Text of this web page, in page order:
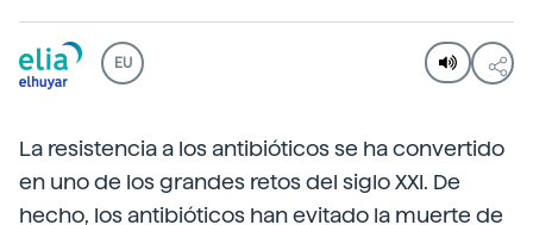
EU
La resistencia a los antibióticos se ha convertido
en uno de los grandes retos del siglo XXI. De
hecho, los antibióticos han evitado la muerte de